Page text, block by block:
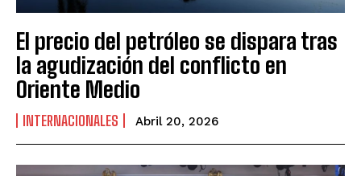
El precio del petróleo se dispara tras
la agudización del conflicto en
Oriente Medio
INTERNACIONALES Abril 20, 2026